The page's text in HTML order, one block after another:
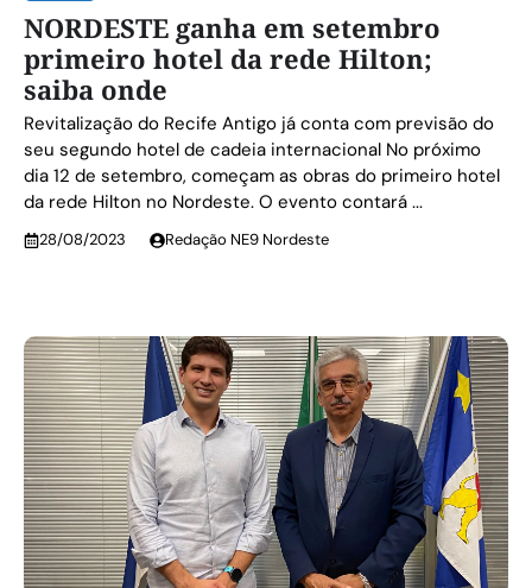
NORDESTE ganha em setembro
primeiro hotel da rede Hilton;
saiba onde
Revitalização do Recife Antigo já conta com previsão do
seu segundo hotel de cadeia internacional No próximo
dia 12 de setembro, começam as obras do primeiro hotel
da rede Hilton no Nordeste. O evento contará ...
28/08/2023 Redação NE9 Nordeste